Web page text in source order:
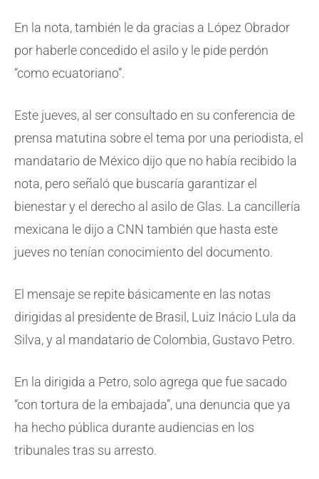
En la nota, también le da gracias a López Obrador
por haberle concedido el asilo y le pide perdón
“como ecuatoriano”.
Este jueves, al ser consultado en su conferencia de
prensa matutina sobre el tema por una periodista, el
mandatario de México dijo que no había recibido la
nota, pero señaló que buscaría garantizar el
bienestar y el derecho al asilo de Glas. La cancillería
mexicana le dijo a CNN también que hasta este
jueves no tenían conocimiento del documento.
El mensaje se repite básicamente en las notas
dirigidas al presidente de Brasil, Luiz Inácio Lula da
Silva, y al mandatario de Colombia, Gustavo Petro.
En la dirigida a Petro, solo agrega que fue sacado
“con tortura de la embajada”, una denuncia que ya
ha hecho pública durante audiencias en los
tribunales tras su arresto.